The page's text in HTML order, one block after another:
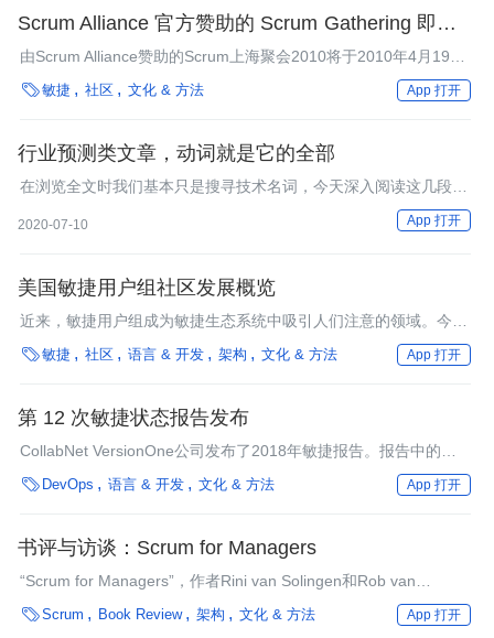
Scrum Alliance 官方赞助的 Scrum Gathering 即将在
上海举行
由Scrum Alliance赞助的Scrum上海聚会2010将于2010年4月19
日-20日在上海市锦沧文华大酒店举办。这 是Scrum Alliance今年
六次全球Scrum聚会中的一次，也是第一次在中国举办。
敏捷 社区 文化 & 方法 App 打开
行业预测类文章，动词就是它的全部
在浏览全文时我们基本只是搜寻技术名词，今天深入阅读这几段内
2020-07-10 App 打开
美国敏捷用户组社区发展概览
近来，敏捷用户组成为敏捷生态系统中吸引人们注意的领域。今
年，既有的用户组继续壮大，新的用户组正在成立。既有的用户组
在更大规模的会议上越来越活跃。 Scrum联盟为用户组设置了新的
响力的角色。
敏捷 社区 语言 & 开发 架构 文化 & 方法 App 打开
第 12 次敏捷状态报告发布
CollabNet VersionOne公司发布了2018年敏捷报告。报告中的一
些结论表明，对客户和用户满意度的需求日益增加，越来越多的组
织正在扩大敏捷性，分布式团队正成为敏捷软件开发的常态，许多
 DevOps 语言 & 开发 文化 & 方法 App 打开
书评与访谈：Scrum for Managers
“Scrum for Managers”，作者Rini van Solingen和Rob van
Lanen，是一本为希望或者正在实施Scrum的组织提供答案的新
书。本文是一篇采访，主要关于管理者做什么，可以为团队提供充
Scrum Book Review 架构 文化 & 方法 App 打开